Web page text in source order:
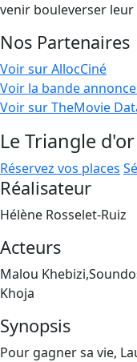
venir bouleverser
Nos Partenaires
Voir sur AllocCiné
Voir la bande
Voir sur TheMovie
Le Triangle d'or
Réservez vos places
Réalisateur
Hélène Rosselet-Ruiz
Acteurs
Malou
Khoja
Synopsis
Pour gagner sa vie,